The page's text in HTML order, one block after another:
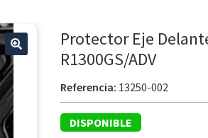
Protector Eje
R1300GS/ADV
Referencia: 13250-002
DISPONIBLE